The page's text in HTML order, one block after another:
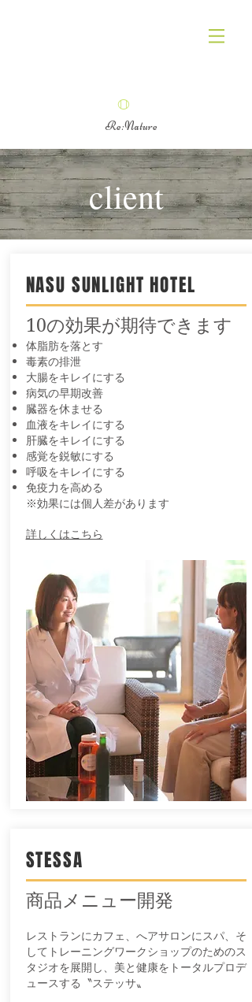
o
Re:Nature
client
10の効果が期待できます
体脂肪を落とす
毒素の排泄
大腸をキレイにする
病気の早期改善
臓器を休ませる
血液をキレイにする
肝臓をキレイにする
感覚を鋭敏にする
呼吸をキレイにする
免疫力を高める
※効果には個人差があります
​詳しくはこちら
NASU SUNLIGHT HOTEL
商品メニュー開発
レストランにカフェ、へアサロンにスパ、そ
してトレーニングワークショップのためのス
タジオを展開し、美と健康をトータルプロデ
ュースする〝ステッサ〟
STESSA